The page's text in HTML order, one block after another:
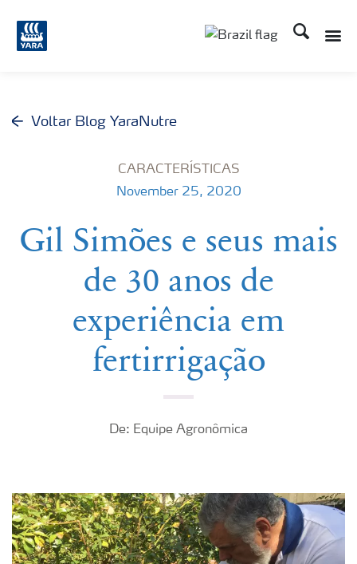
Busca
Voltar Blog YaraNutre
CARACTERÍSTICAS
November 25, 2020
Gil Simões e seus mais
de 30 anos de
experiência em
fertirrigação
De: Equipe Agronômica